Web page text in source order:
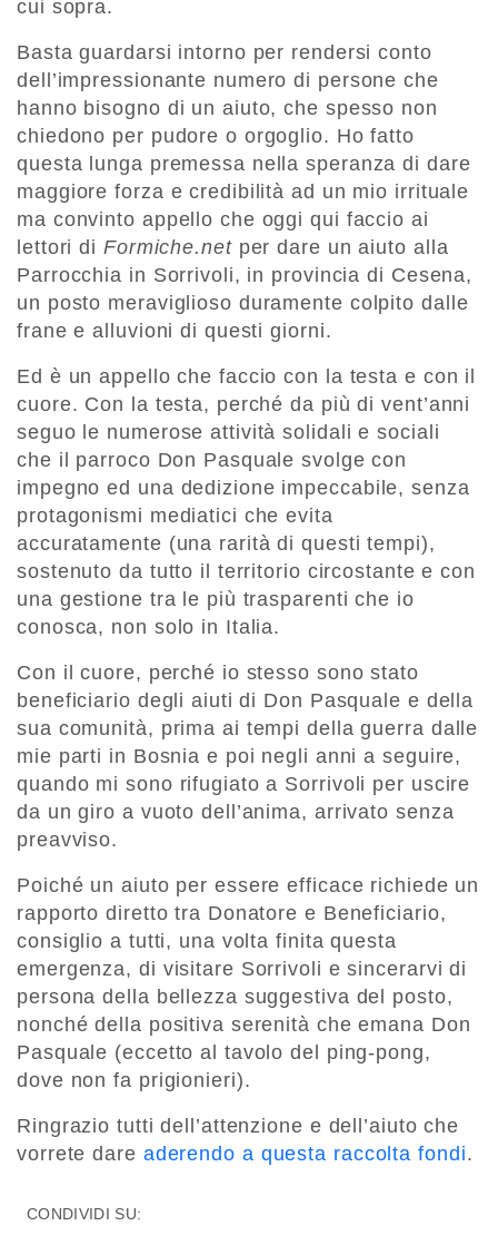
cui sopra.
Basta guardarsi intorno per rendersi conto
dell’impressionante numero di persone che
hanno bisogno di un aiuto, che spesso non
chiedono per pudore o orgoglio. Ho fatto
questa lunga premessa nella speranza di dare
maggiore forza e credibilità ad un mio irrituale
ma convinto appello che oggi qui faccio ai
lettori di Formiche.netper dare un aiuto alla
Parrocchia in Sorrivoli, in provincia di Cesena,
un posto meraviglioso duramente colpito dalle
frane e alluvioni di questi giorni.
Ed è un appello che faccio con la testa e con il
cuore. Con la testa, perché da più di vent’anni
seguo le numerose attività solidali e sociali
che il parroco Don Pasquale svolge con
impegno ed una dedizione impeccabile, senza
protagonismi mediatici che evita
accuratamente (una rarità di questi tempi),
sostenuto da tutto il territorio circostante e con
una gestione tra le più trasparenti che io
conosca, non solo in Italia.
Con il cuore, perché io stesso sono stato
beneficiario degli aiuti di Don Pasquale e della
sua comunità, prima ai tempi della guerra dalle
mie parti in Bosnia e poi negli anni a seguire,
quando mi sono rifugiato a Sorrivoli per uscire
da un giro a vuoto dell’anima, arrivato senza
preavviso.
Poiché un aiuto per essere efficace richiede un
rapporto diretto tra Donatore e Beneficiario,
consiglio a tutti, una volta finita questa
emergenza, di visitare Sorrivoli e sincerarvi di
persona della bellezza suggestiva del posto,
nonché della positiva serenità che emana Don
Pasquale (eccetto al tavolo del ping-pong,
dove non fa prigionieri).
Ringrazio tutti dell’attenzione e dell’aiuto che
vorrete dare aderendo a questa raccolta fondi.
CONDIVIDI SU: